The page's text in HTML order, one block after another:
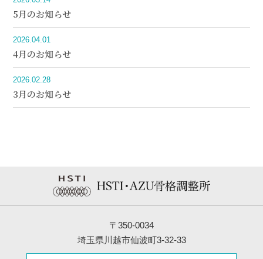
5月のお知らせ
2026.04.01
4月のお知らせ
2026.02.28
3月のお知らせ
〒350-0034
埼玉県川越市仙波町3-32-33